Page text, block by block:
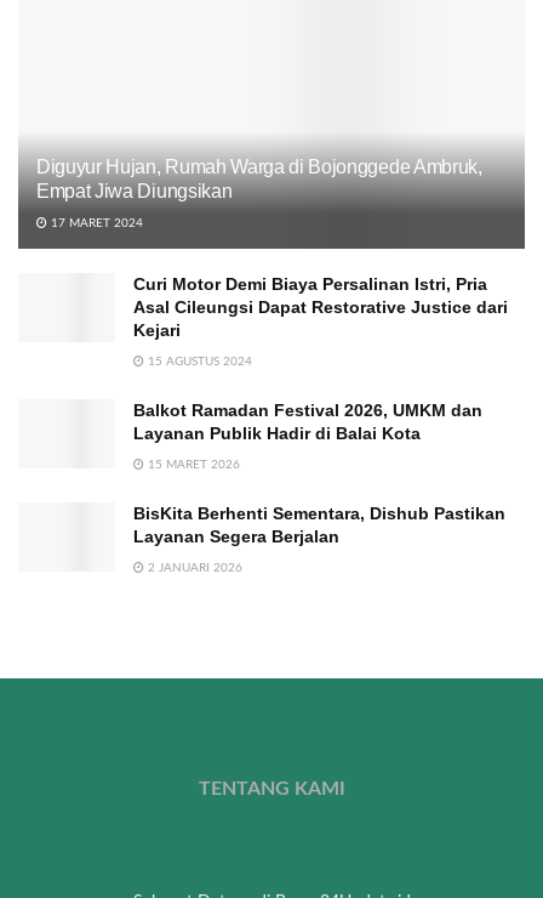
Diguyur Hujan, Rumah Warga di Bojonggede Ambruk,
Empat Jiwa Diungsikan
17 MARET 2024
Curi Motor Demi Biaya Persalinan Istri, Pria
Asal Cileungsi Dapat Restorative Justice dari
Kejari
15 AGUSTUS 2024
Balkot Ramadan Festival 2026, UMKM dan
Layanan Publik Hadir di Balai Kota
15 MARET 2026
BisKita Berhenti Sementara, Dishub Pastikan
Layanan Segera Berjalan
2 JANUARI 2026
TENTANG KAMI